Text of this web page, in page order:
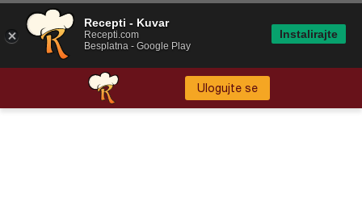
Ulogujte se
Recepti - Kuvar
Recepti.com
Besplatna - Google Play
Instalirajte